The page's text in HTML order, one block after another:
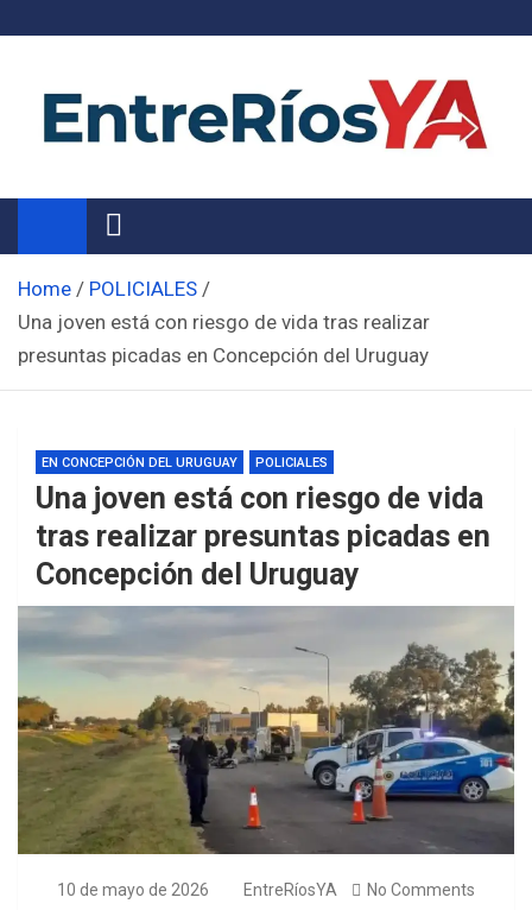
Noticias de Entre Ríos
Información de toda la provincia ahora
Home
POLICIALES
Una joven está con riesgo de vida tras realizar
presuntas picadas en Concepción del Uruguay
EN CONCEPCIÓN DEL URUGUAY POLICIALES
Una joven está con riesgo de vida
tras realizar presuntas picadas en
Concepción del Uruguay
10 de mayo de 2026 EntreRíosYA No Comments